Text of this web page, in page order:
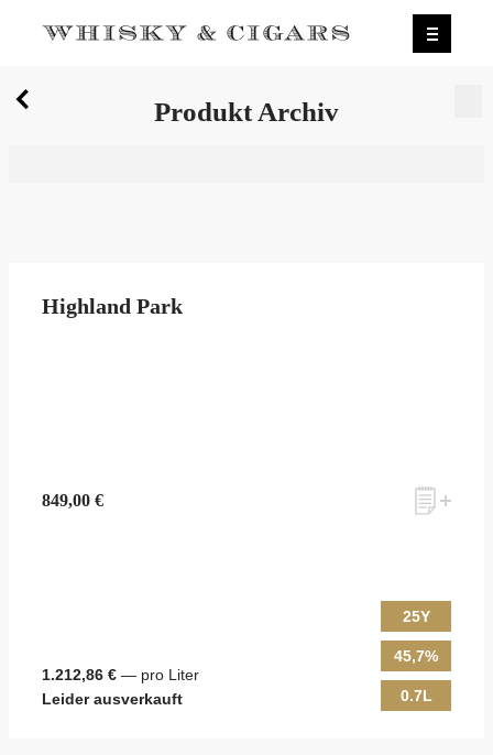
Wir wurden zum besten Whiskyshop Deutschlands
Produkt Archiv
Highland Park
849,00 €
1.212,86 € — pro Liter
Leider ausverkauft
25Y
45,7%
0.7L